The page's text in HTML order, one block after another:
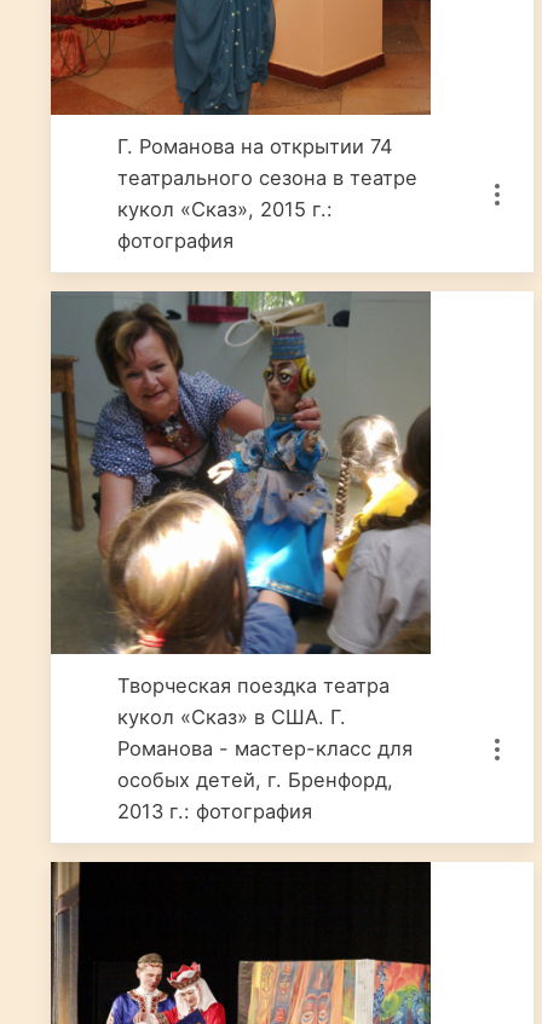
Г. Романова на открытии 74
театрального сезона в театре
кукол «Сказ», 2015 г.:
фотография
Творческая поездка театра
кукол «Сказ» в США. Г.
Романова - мастер-класс для
особых детей, г. Бренфорд,
2013 г.: фотография